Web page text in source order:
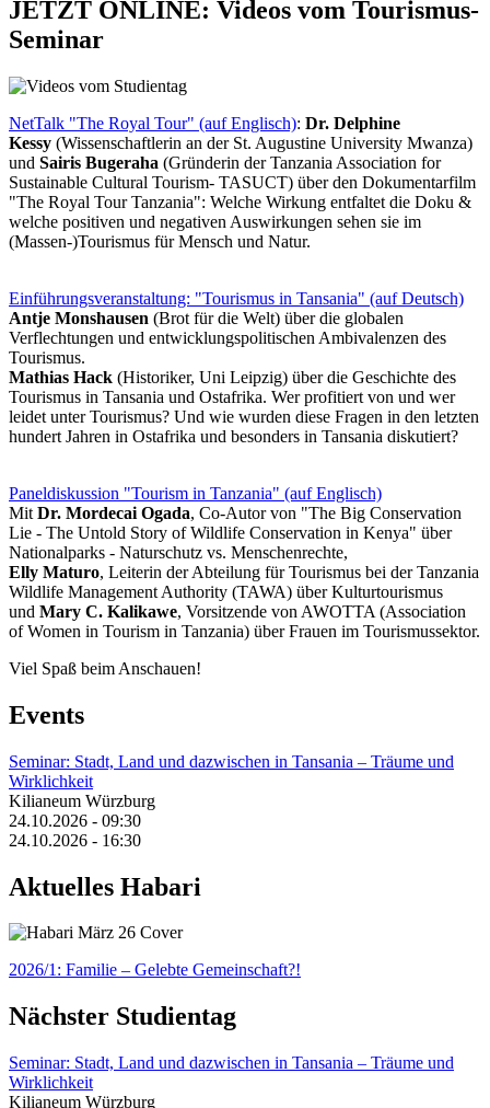
JETZT ONLINE: Videos vom Tourismus-
Seminar
NetTalk "The Royal Tour" (auf Englisch): Dr. Delphine
Kessy (Wissenschaftlerin an der St. Augustine University Mwanza)
und Sairis Bugeraha (Gründerin der Tanzania Association for
Sustainable Cultural Tourism- TASUCT) über den Dokumentarfilm
"The Royal Tour Tanzania": Welche Wirkung entfaltet die Doku &
welche positiven und negativen Auswirkungen sehen sie im
(Massen-)Tourismus für Mensch und Natur.
Einführungsveranstaltung: "Tourismus in Tansania" (auf Deutsch)
Antje Monshausen (Brot für die Welt) über die globalen
Verflechtungen und entwicklungspolitischen Ambivalenzen des
Tourismus.
Mathias Hack (Historiker, Uni Leipzig) über die Geschichte des
Tourismus in Tansania und Ostafrika. Wer profitiert von und wer
leidet unter Tourismus? Und wie wurden diese Fragen in den letzten
hundert Jahren in Ostafrika und besonders in Tansania diskutiert?
Paneldiskussion "Tourism in Tanzania" (auf Englisch)
Mit Dr. Mordecai Ogada, Co-Autor von "The Big Conservation
Lie - The Untold Story of Wildlife Conservation in Kenya" über
Nationalparks - Naturschutz vs. Menschenrechte,
Elly Maturo, Leiterin der Abteilung für Tourismus bei der Tanzania
Wildlife Management Authority (TAWA) über Kulturtourismus
und Mary C. Kalikawe, Vorsitzende von AWOTTA (Association
of Women in Tourism in Tanzania) über Frauen im Tourismussektor.
Viel Spaß beim Anschauen!
Events
Seminar: Stadt, Land und dazwischen in Tansania – Träume und
Wirklichkeit
Kilianeum Würzburg
24.10.2026 - 09:30
24.10.2026 - 16:30
Aktuelles Habari
2026/1: Familie – Gelebte Gemeinschaft?!
Nächster Studientag
Seminar: Stadt, Land und dazwischen in Tansania – Träume und
Wirklichkeit
Kilianeum Würzburg